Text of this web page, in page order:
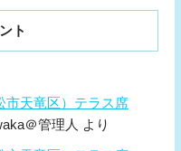
ト
市天竜区）テラス席
＠管理人 より